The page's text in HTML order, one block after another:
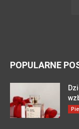
POPULARNE